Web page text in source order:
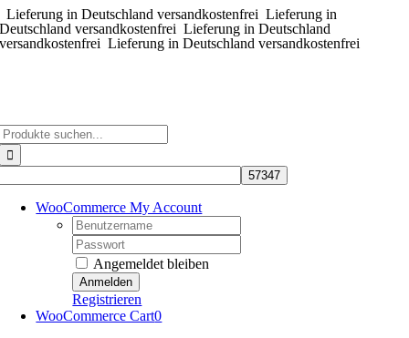
Zum
Inhalt
springen
Lieferung in Deutschland versandkostenfreiLieferung in
Deutschland versandkostenfrei Lieferung in Deutschland
versandkostenfreiLieferung in Deutschland versandkostenfrei
WooCommerce My Account
Username:
Password:
Angemeldet bleiben
Registrieren
WooCommerce Cart0